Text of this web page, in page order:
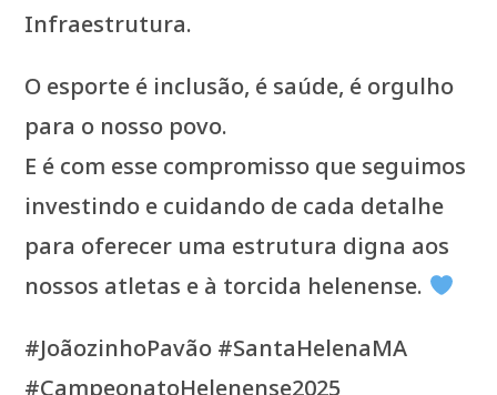
Infraestrutura.
O esporte é inclusão, é saúde, é orgulho
para o nosso povo.
E é com esse compromisso que seguimos
investindo e cuidando de cada detalhe
para oferecer uma estrutura digna aos
nossos atletas e à torcida helenense.
#JoãozinhoPavão #SantaHelenaMA
#CampeonatoHelenense2025